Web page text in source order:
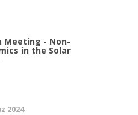
Meeting - Non-
in the Solar
2024